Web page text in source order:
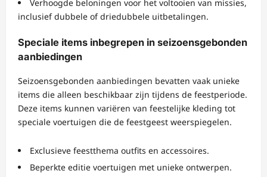
Verhoogde beloningen voor het voltooien van missies,
inclusief dubbele of driedubbele uitbetalingen.
Speciale items inbegrepen in seizoensgebonden
aanbiedingen
Seizoensgebonden aanbiedingen bevatten vaak unieke
items die alleen beschikbaar zijn tijdens de feestperiode.
Deze items kunnen variëren van feestelijke kleding tot
speciale voertuigen die de feestgeest weerspiegelen.
Exclusieve feestthema outfits en accessoires.
Beperkte editie voertuigen met unieke ontwerpen.